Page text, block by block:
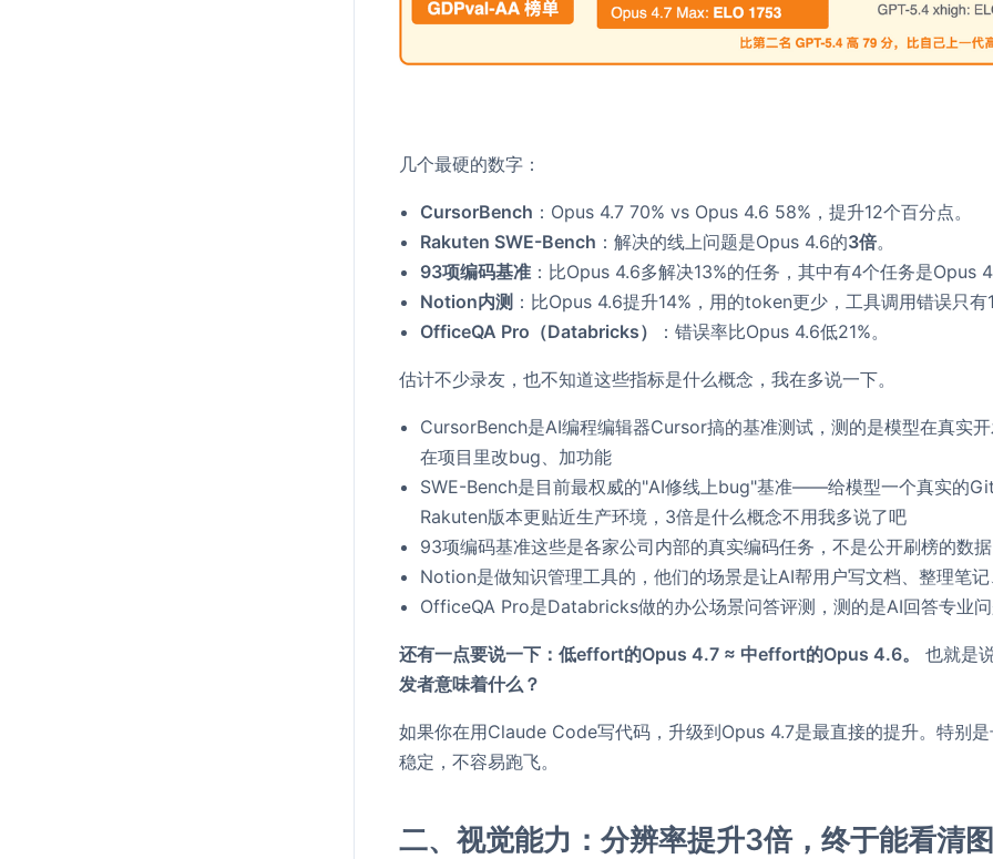
几个最硬的数字：
CursorBench ：Opus 4.7 70% vs Opus 4.6 58%，提升12个百分点。
Rakuten SWE-Bench ：解决的线上问题是Opus 4.6的3倍。
93项编码基准 ：比Opus 4.6多解决13%的任务，其中有4个任务是Opus
Notion内测 ：比Opus 4.6提升14%，用的token更少，工具调用错误只
OfficeQA Pro（Databricks）
：错误率比Opus 4.6低21%。
估计不少录友，也不知道这些指标是什么概念，我在多说一下。
CursorBench是AI编程编辑器Cursor搞的基准测试，测的是模型在真实
在项目里改bug、加功能
SWE-Bench是目前最权威的"AI修线上bug"基准——给模型一个真实的
Rakuten版本更贴近生产环境，3倍是什么概念不用我多说了吧
93项编码基准这些是各家公司内部的真实编码任务，不是公开刷榜的数
Notion是做知识管理工具的，他们的场景是让AI帮用户写文档、整理笔
OfficeQA Pro是Databricks做的办公场景问答评测，测的是AI回答专业
还有一点要说一下：低effort的Opus 4.7 ≈ 中effort的Opus 4.6。
也就是
发者意味着什么？
如果你在用Claude Code写代码，升级到Opus 4.7是最直接的提升。特别
稳定，不容易跑飞。
二、视觉能力：分辨率提升3倍，终于能看清